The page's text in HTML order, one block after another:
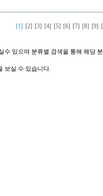
[1] [2] [3] [4] [5] [6] [7] [8] [9]
수 있으며 분류별 검색을 통해 해당
보실 수 있습니다.